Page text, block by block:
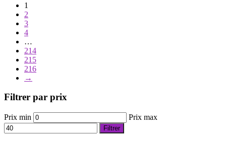
1
2
3
4
…
214
215
216
→
Filtrer par prix
Prix min Prix max
Filtrer